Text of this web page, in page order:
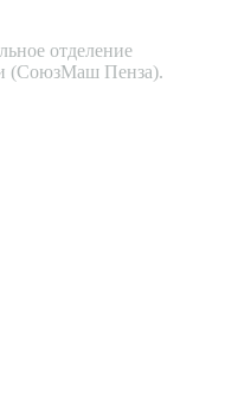
отделение
(СоюзМаш Пенза).